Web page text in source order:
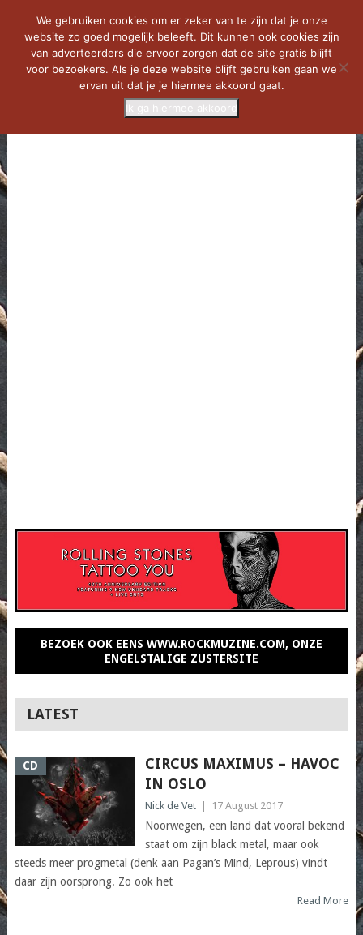
BEZOEK OOK EENS WWW.ROCKMUZINE.COM, ONZE
ENGELSTALIGE ZUSTERSITE
LATEST
CD
CIRCUS MAXIMUS – HAVOC
IN OSLO
Nick de Vet 17 August 2017
Noorwegen, een land dat vooral bekend
staat om zijn black metal, maar ook
steeds meer progmetal (denk aan Pagan’s Mind, Leprous) vindt
daar zijn oorsprong. Zo ook het
Read More
We gebruiken cookies om er zeker van te zijn dat je onze
website zo goed mogelijk beleeft. Dit kunnen ook cookies zijn
van adverteerders die ervoor zorgen dat de site gratis blijft
voor bezoekers. Als je deze website blijft gebruiken gaan we
ervan uit dat je je hiermee akkoord gaat.
Ik ga hiermee akkoord